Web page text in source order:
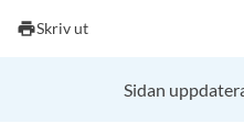
Andra söktjänster
printSkriv ut
Sidan